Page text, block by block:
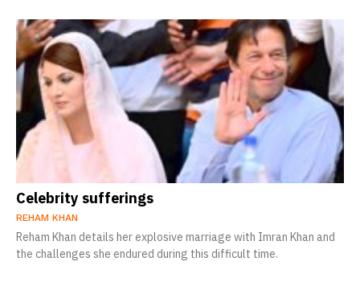
Celebrity sufferings
REHAM KHAN
Reham Khan details her explosive marriage with Imran Khan and
the challenges she endured during this difficult time.